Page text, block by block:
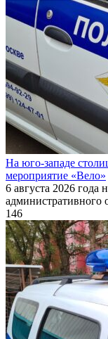
На юго-западе
мероприятие «Вело»
6 августа 2026 года
административного
146